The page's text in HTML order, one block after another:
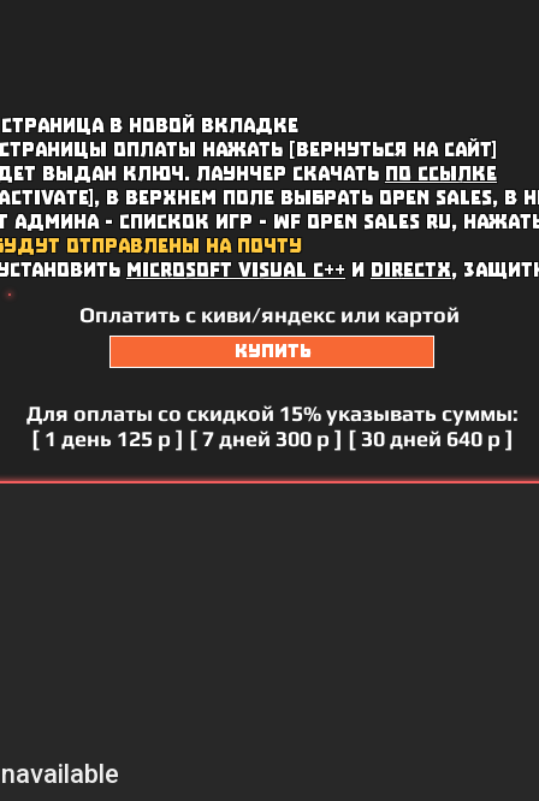
в новой вкладке
оплаты нажать [вернуться на сайт]
выдан ключ. лаунчер скачать по ссылке
в верхнем поле выбрать open sales, в
админа - спискок игр - wf open sales ru,
отправлены на почту
microsoft visual c++ и directx,
Оплатить c киви/яндекс или картой
купить
Для оплаты со скидкой 15% указывать суммы:
[ 1 день 125 р ] [ 7 дней 300 р ] [ 30 дней 640 р ]